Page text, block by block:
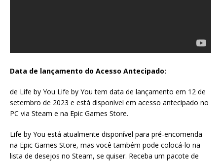
Data de lançamento do Acesso Antecipado:
de Life by You Life by You tem data de lançamento em 12 de
setembro de 2023 e está disponível em acesso antecipado no
PC via Steam e na Epic Games Store.
Life by You está atualmente disponível para pré-encomenda
na Epic Games Store, mas você também pode colocá-lo na
lista de desejos no Steam, se quiser. Receba um pacote de